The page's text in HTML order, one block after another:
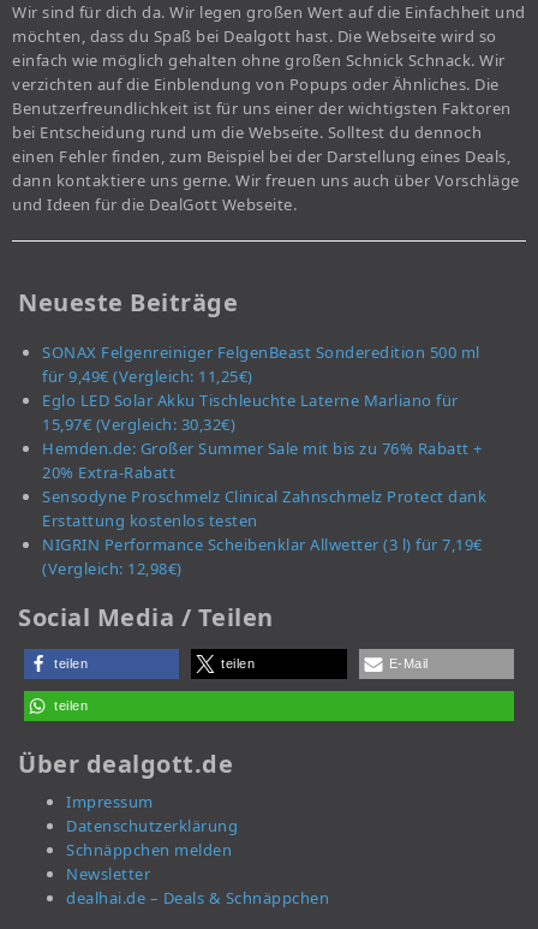
Wir sind für dich da. Wir legen großen Wert auf die Einfachheit und
möchten, dass du Spaß bei Dealgott hast. Die Webseite wird so
einfach wie möglich gehalten ohne großen Schnick Schnack. Wir
verzichten auf die Einblendung von Popups oder Ähnliches. Die
Benutzerfreundlichkeit ist für uns einer der wichtigsten Faktoren
bei Entscheidung rund um die Webseite. Solltest du dennoch
einen Fehler finden, zum Beispiel bei der Darstellung eines Deals,
dann kontaktiere uns gerne. Wir freuen uns auch über Vorschläge
und Ideen für die DealGott Webseite.
Neueste Beiträge
SONAX Felgenreiniger FelgenBeast Sonderedition 500 ml
für 9,49€ (Vergleich: 11,25€)
Eglo LED Solar Akku Tischleuchte Laterne Marliano für
15,97€ (Vergleich: 30,32€)
Hemden.de: Großer Summer Sale mit bis zu 76% Rabatt +
20% Extra-Rabatt
Sensodyne Proschmelz Clinical Zahnschmelz Protect dank
Erstattung kostenlos testen
NIGRIN Performance Scheibenklar Allwetter (3 l) für 7,19€
(Vergleich: 12,98€)
Social Media / Teilen
teilen teilen E-Mail
teilen
Über dealgott.de
Impressum
Datenschutzerklärung
Schnäppchen melden
Newsletter
dealhai.de – Deals & Schnäppchen